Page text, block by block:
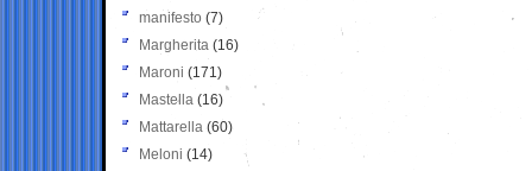
manifesto (7)
Margherita (16)
Maroni (171)
Mastella (16)
Mattarella (60)
Meloni (14)